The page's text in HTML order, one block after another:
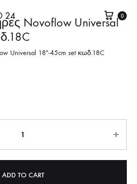
0
Novoflow Universal
Universal 18″-45cm set κωδ.18C
ADD TO CART